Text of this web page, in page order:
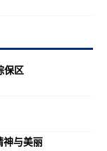
保区
神与美丽